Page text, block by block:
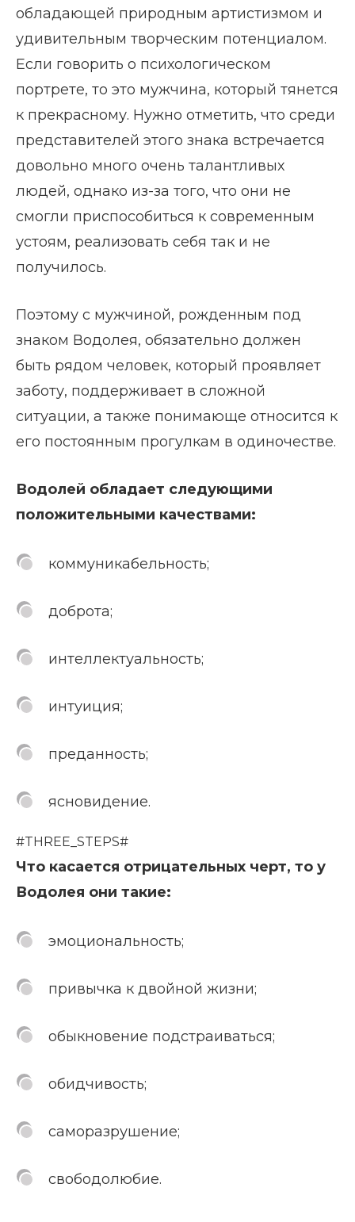
обладающей природным артистизмом и
удивительным творческим потенциалом.
Если говорить о психологическом
портрете, то это мужчина, который тянется
к прекрасному. Нужно отметить, что среди
представителей этого знака встречается
довольно много очень талантливых
людей, однако из-за того, что они не
смогли приспособиться к современным
устоям, реализовать себя так и не
получилось.
Поэтому с мужчиной, рожденным под
знаком Водолея, обязательно должен
быть рядом человек, который проявляет
заботу, поддерживает в сложной
ситуации, а также понимающе относится к
его постоянным прогулкам в одиночестве.
Водолей обладает следующими
положительными качествами:
коммуникабельность;
доброта;
интеллектуальность;
интуиция;
преданность;
ясновидение.
#THREE_STEPS#
Что касается отрицательных черт, то у
Водолея они такие:
эмоциональность;
привычка к двойной жизни;
обыкновение подстраиваться;
обидчивость;
саморазрушение;
свободолюбие.